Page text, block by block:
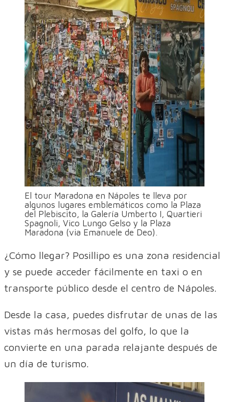
El tour Maradona en Nápoles te lleva por
algunos lugares emblemáticos como la Plaza
del Plebiscito, la Galería Umberto I, Quartieri
Spagnoli, Vico Lungo Gelso y la Plaza
Maradona (via Emanuele de Deo).
¿Cómo llegar? Posillipo es una zona residencial
y se puede acceder fácilmente en taxi o en
transporte público desde el centro de Nápoles.
Desde la casa, puedes disfrutar de unas de las
vistas más hermosas del golfo, lo que la
convierte en una parada relajante después de
un día de turismo.